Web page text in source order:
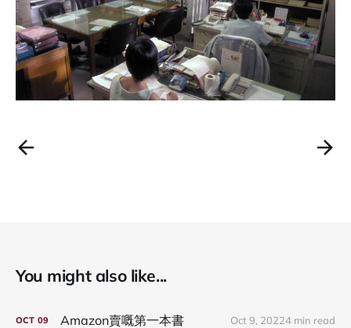
You might also like...
OCT 09 Amazon賣嘅第一本書 Oct 9, 20224 min read